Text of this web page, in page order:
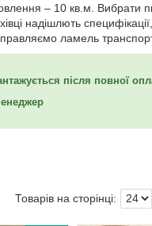
– 10 кв.м. Вибрати
надішлють
ламель
після повної